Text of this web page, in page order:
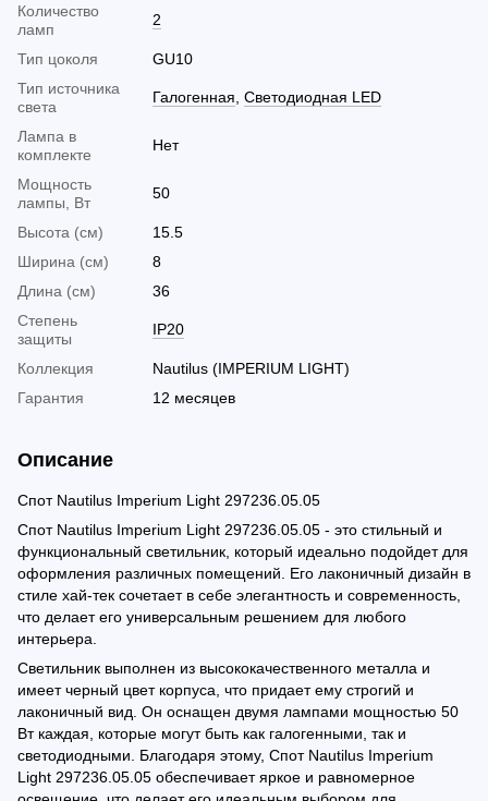
Количество
ламп
2
Тип цоколя
GU10
Тип источника
света
Галогенная Светодиодная LED
Лампа в
комплекте
Нет
Мощность
лампы, Вт
50
Высота (см)
15.5
Ширина (см)
8
Длина (см)
36
Cтепень
защиты
IP20
Коллекция
Nautilus (IMPERIUM LIGHT)
Гарантия
12 месяцев
Описание
Спот Nautilus Imperium Light 297236.05.05
Спот Nautilus Imperium Light 297236.05.05 - это стильный и
функциональный светильник, который идеально подойдет для
оформления различных помещений. Его лаконичный дизайн в
стиле хай-тек сочетает в себе элегантность и современность,
что делает его универсальным решением для любого
интерьера.
Светильник выполнен из высококачественного металла и
имеет черный цвет корпуса, что придает ему строгий и
лаконичный вид. Он оснащен двумя лампами мощностью 50
Вт каждая, которые могут быть как галогенными, так и
светодиодными. Благодаря этому, Спот Nautilus Imperium
Light 297236.05.05 обеспечивает яркое и равномерное